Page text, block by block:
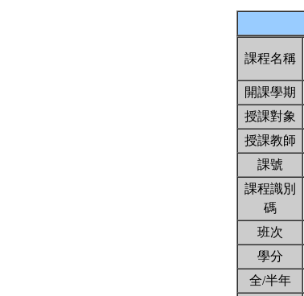
課程名稱
開課學期
授課對象
授課教師
課號
課程識別
碼
班次
學分
全/半年